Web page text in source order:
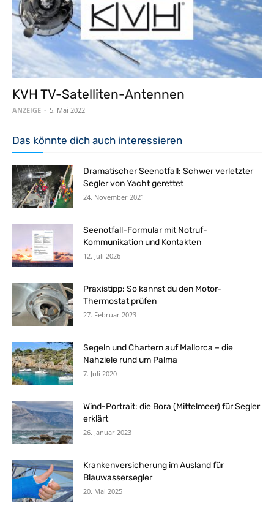
KVH TV-Satelliten-Antennen
ANZEIGE - 5. Mai 2022
Das könnte dich auch interessieren
Dramatischer Seenotfall: Schwer verletzter
Segler von Yacht gerettet
24. November 2021
Seenotfall-Formular mit Notruf-
Kommunikation und Kontakten
12. Juli 2026
Praxistipp: So kannst du den Motor-
Thermostat prüfen
27. Februar 2023
Segeln und Chartern auf Mallorca – die
Nahziele rund um Palma
7. Juli 2020
Wind-Portrait: die Bora (Mittelmeer) für Segler
erklärt
26. Januar 2023
Krankenversicherung im Ausland für
Blauwassersegler
20. Mai 2025